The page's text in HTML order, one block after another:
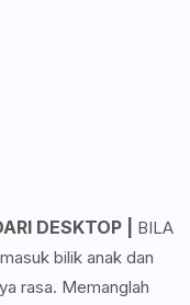
DESKTOP | BILA
bilik anak dan
rasa. Memanglah